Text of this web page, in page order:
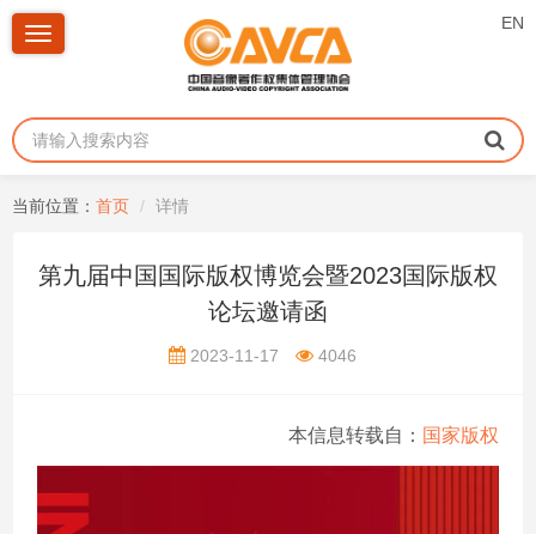
EN
Toggle
当前位置： 首页 详情
第九届中国国际版权博览会暨2023国际版权
论坛邀请函
2023-11-17 4046
本信息转载自： 国家版权